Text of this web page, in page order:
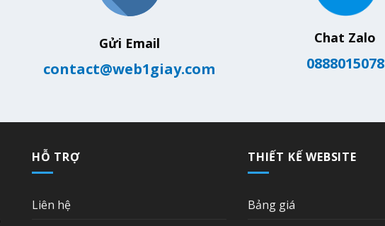
Gửi Email
contact@web1giay.com
Chat Zalo
0888015078
HỖ TRỢ
Liên hệ
THIẾT KẾ WEBSITE
Bảng giá